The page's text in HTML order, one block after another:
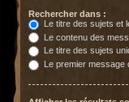
Rechercher dans :
Le titre des sujets et
Le contenu des
Le titre des sujets
Le premier message